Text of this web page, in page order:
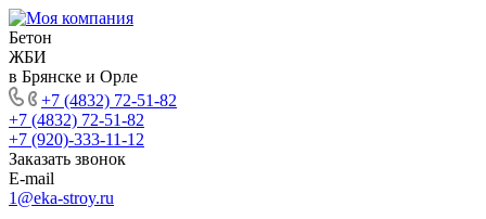
Бетон
ЖБИ
в Брянске и Орле
+7 (4832) 72-51-82
+7 (4832) 72-51-82
+7 (920)-333-11-12
Заказать звонок
E-mail
1@eka-stroy.ru